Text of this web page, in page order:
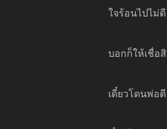
ใจร้อนไปไม่ดี
บอกก็ให้เชื่อสิ
เดี๋ยวโดนพ่อตี